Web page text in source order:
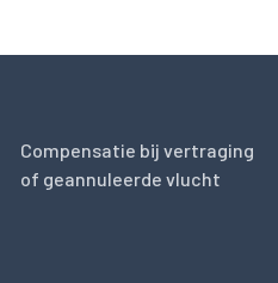
Compensatie bij vertraging
of geannuleerde vlucht